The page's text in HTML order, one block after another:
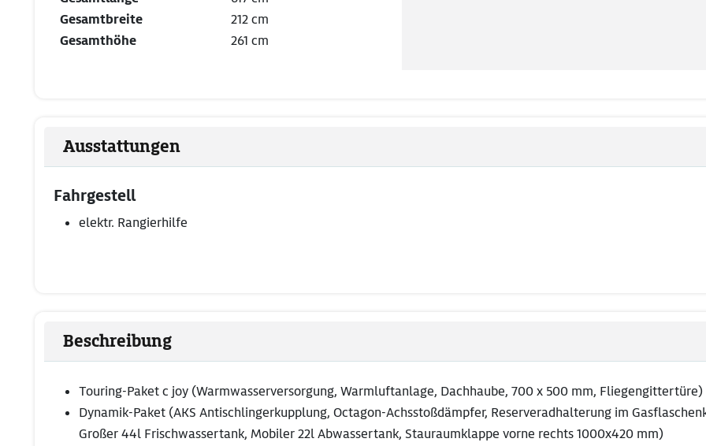
Gesamtbreite
212 cm
Gesamthöhe
261 cm
Ausstattungen
Fahrgestell
elektr. Rangierhilfe
Beschreibung
Touring-Paket c joy (Warmwasserversorgung, Warmluftanlage, Dachhaube, 700 x 500 mm, Fliegengittertüre)
Dynamik-Paket (AKS Antischlingerkupplung, Octagon-Achsstoßdämpfer, Reserveradhalterung im
Großer 44l Frischwassertank, Mobiler 22l Abwassertank, Stauraumklappe vorne rechts 1000x420 mm)